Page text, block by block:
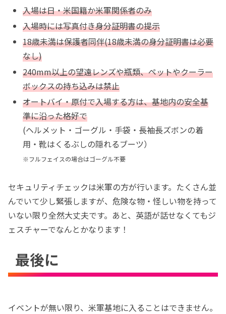
入場は日・米国籍か米軍関係者のみ
入場時には写真付き身分証明書の提示
18歳未満は保護者同伴(18歳未満の身分証明書は必要
なし)
240mm以上の望遠レンズや瓶類、ペットやクーラー
ボックスの持ち込みは禁止
オートバイ・原付で入場する方は、基地内の安全基
準に沿った格好で
(ヘルメット・ゴーグル・手袋・長袖長ズボンの着
用・靴はくるぶしの隠れるブーツ）
※フルフェイスの場合はゴーグル不要
セキュリティチェックは米軍の方が行います。たくさん並
んでいて少し緊張しますが、危険な物・怪しい物を持って
いない限り全然大丈夫です。あと、英語が話せなくてもジ
ェスチャーでなんとかなります！
最後に
イベントが無い限り、米軍基地に入ることはできません。